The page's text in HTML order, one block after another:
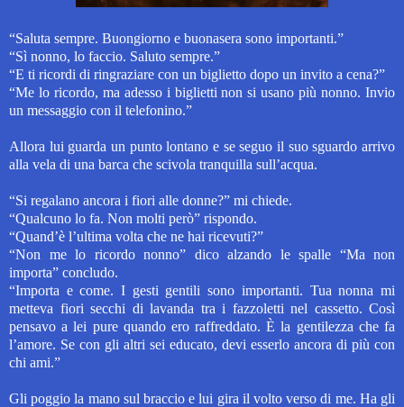
“Saluta sempre. Buongiorno e buonasera sono importanti.”
“Sì nonno, lo faccio. Saluto sempre.”
“E ti ricordi di ringraziare con un biglietto dopo un invito a cena?”
“Me lo ricordo, ma adesso i biglietti non si usano più nonno. Invio
un messaggio con il telefonino.”
Allora lui guarda un punto lontano e se seguo il suo sguardo arrivo
alla vela di una barca che scivola tranquilla sull’acqua.
“Si regalano ancora i fiori alle donne?” mi chiede.
“Qualcuno lo fa. Non molti però” rispondo.
“Quand’è l’ultima volta che ne hai ricevuti?”
“Non me lo ricordo nonno” dico alzando le spalle “Ma non
importa” concludo.
“Importa e come. I gesti gentili sono importanti. Tua nonna mi
metteva fiori secchi di lavanda tra i fazzoletti nel cassetto. Così
pensavo a lei pure quando ero raffreddato. È la gentilezza che fa
l’amore. Se con gli altri sei educato, devi esserlo ancora di più con
chi ami.”
Gli poggio la mano sul braccio e lui gira il volto verso di me. Ha gli